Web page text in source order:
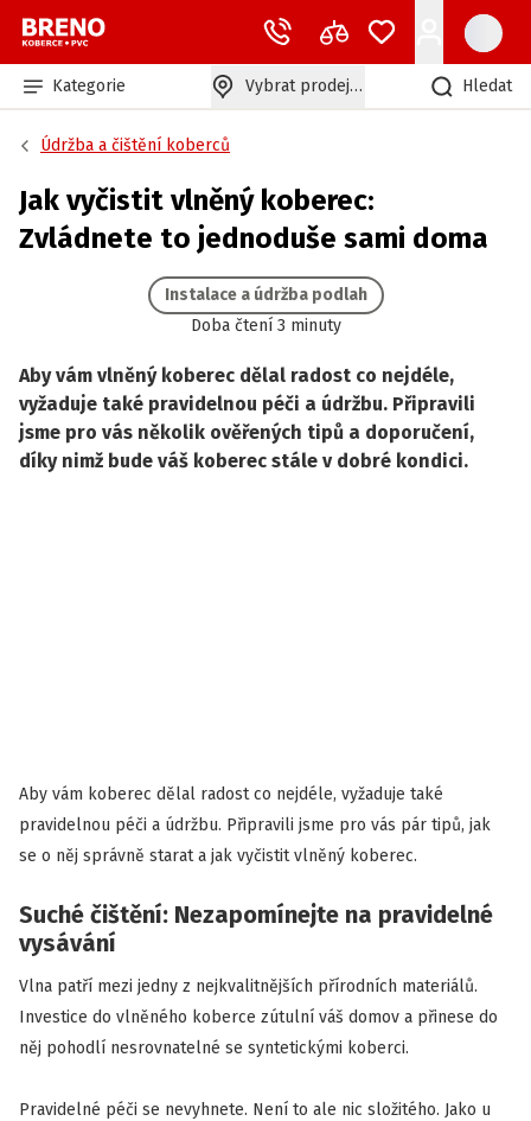
Kategorie Vybrat prodejnu Hledat
Údržba a čištění koberců
Jak vyčistit vlněný koberec:
Zvládnete to jednoduše sami doma
Doba čtení 3 minuty
Instalace a údržba podlah
Aby vám vlněný koberec dělal radost co nejdéle,
vyžaduje také pravidelnou péči a údržbu. Připravili
jsme pro vás několik ověřených tipů a doporučení,
díky nimž bude váš koberec stále v dobré kondici.
Aby vám koberec dělal radost co nejdéle, vyžaduje také
pravidelnou péči a údržbu. Připravili jsme pro vás pár tipů, jak
se o něj správně starat a jak vyčistit vlněný koberec.
Suché čištění: Nezapomínejte na pravidelné
vysávání
Vlna patří mezi jedny z nejkvalitnějších přírodních materiálů.
Investice do vlněného koberce zútulní váš domov a přinese do
něj pohodlí nesrovnatelné se syntetickými koberci.
Pravidelné péči se nevyhnete. Není to ale nic složitého. Jako u